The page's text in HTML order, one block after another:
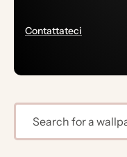
Contattateci